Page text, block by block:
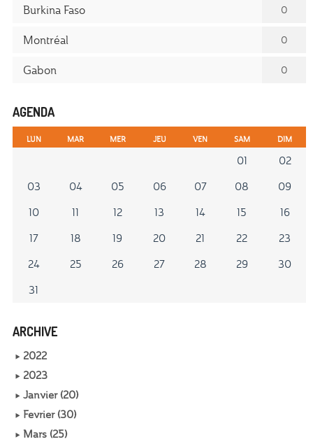
Burkina Faso 0
Montréal 0
Gabon 0
AGENDA
LUN MAR MER JEU VEN SAM DIM
01
02
03
04 05 06 07 08
09
10
11 12 13 14 15
16
17
18 19 20 21 22
23
24
25 26 27 28 29
30
31
ARCHIVE
2022
2023
Janvier (20)
Fevrier (30)
Mars (25)